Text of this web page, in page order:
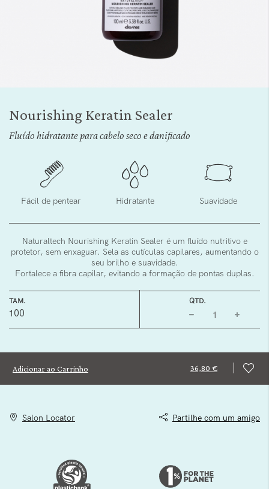
início
Nourishing Keratin Sealer
Fluído hidratante para cabelo seco e danificado
Fácil de pentear Hidratante Suavidade
Naturaltech Nourishing Keratin Sealer é um fluído nutritivo e
protetor, sem enxaguar. Sela as cutículas capilares, aumentando o
seu brilho e suavidade.
Fortalece a fibra capilar, evitando a formação de pontas duplas.
Adicionar ao Carrinho 36,80 €
TAM. QTD.
100
Salon Locator Partilhe com um amigo